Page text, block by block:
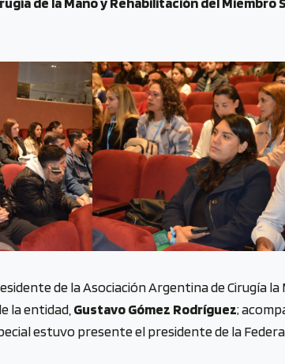
de la Asociación Argentina de Cirugía la
la entidad, Gustavo Gómez Rodríguez;
estuvo presente el presidente de la